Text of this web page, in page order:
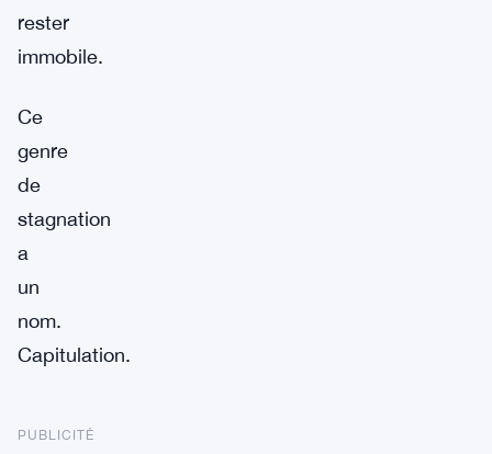
rester
immobile.
Ce
genre
de
stagnation
a
un
nom.
Capitulation.
PUBLICITÉ